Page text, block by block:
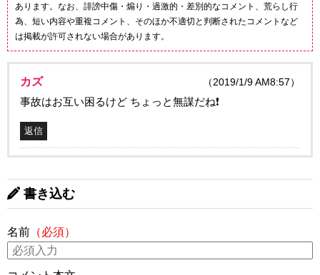
あります。なお、誹謗中傷・煽り・過激的・差別的なコメント、荒らし行
為、短い内容や重複コメント、そのほか不適切と判断されたコメントなど
は掲載が許可されない場合があります。
カズ （2019/1/9 AM8:57）
事故はお互い困るけど ちょっと無謀だね❗️
返信
書き込む
名前 （必須）